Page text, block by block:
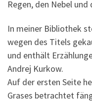
Regen, den Nebel und
In meiner Bibliothek
wegen des Titels
und enthält
Andrej Kurkow.
Auf der ersten Seite
Grases betrachtet